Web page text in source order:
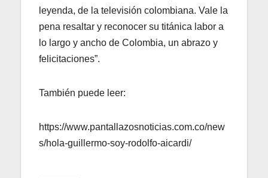
leyenda, de la televisión colombiana. Vale la
pena resaltar y reconocer su titánica labor a
lo largo y ancho de Colombia, un abrazo y
felicitaciones”.
También puede leer:
https://www.pantallazosnoticias.com.co/new
s/hola-guillermo-soy-rodolfo-aicardi/